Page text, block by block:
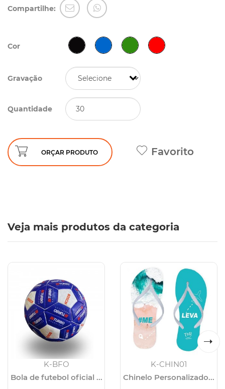
Compartilhe:
Cor
Gravação
Quantidade
ORÇAR PRODUTO Favorito
Veja mais produtos da categoria
K-BFO
Bola de futebol oficial ...
K-CHIN01
Chinelo Personalizado...